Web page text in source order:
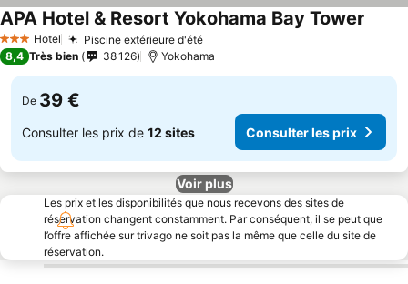
3 ÉtoilesHotel Piscine extérieure d'étéConsulter les prix
APA Hotel & Resort Yokohama Bay Tower
8,4 Très bien 38 126 Yokohama
De 39 €
Consulter les prix de 12 sites Consulter les prix
Voir plus
Les prix et les disponibilités que nous recevons des sites de
réservation changent constamment. Par conséquent, il se peut que
l’offre affichée sur trivago ne soit pas la même que celle du site de
réservation.